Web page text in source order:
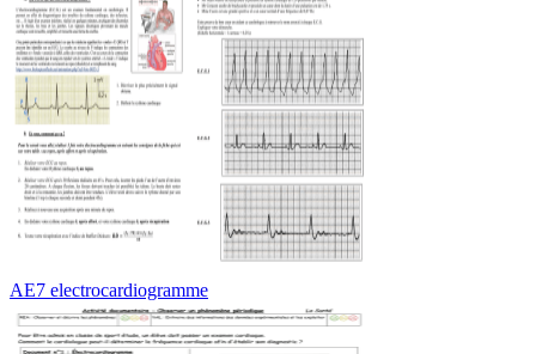
AE7 electrocardiogramme